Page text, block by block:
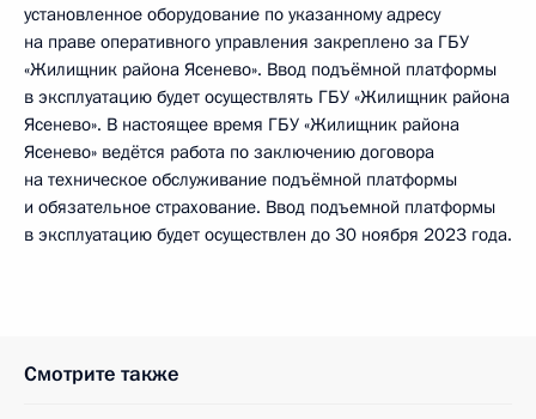
установленное оборудование по указанному адресу
на праве оперативного управления закреплено за ГБУ
«Жилищник района Ясенево». Ввод подъёмной платформы
в эксплуатацию будет осуществлять ГБУ «Жилищник района
Ясенево». В настоящее время ГБУ «Жилищник района
Ясенево» ведётся работа по заключению договора
на техническое обслуживание подъёмной платформы
и обязательное страхование. Ввод подъемной платформы
в эксплуатацию будет осуществлен до 30 ноября 2023 года.
Смотрите также